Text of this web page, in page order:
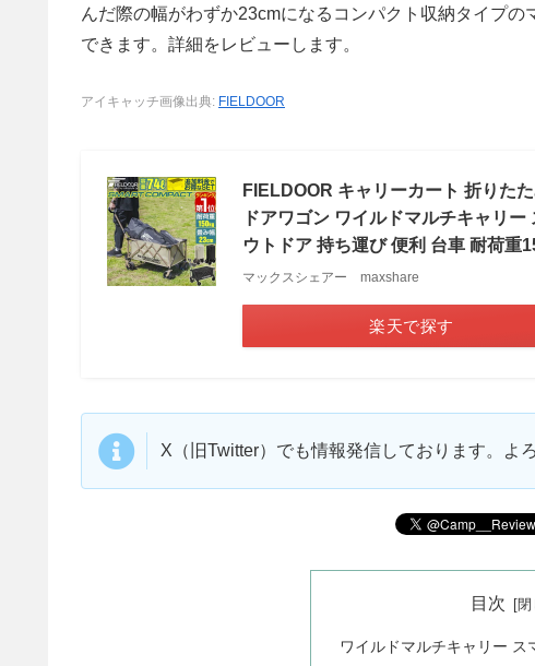
んだ際の幅がわずか23cmになるコンパクト収納タイプ
できます。詳細をレビューします。
アイキャッチ画像出典: FIELDOOR
FIELDOOR キャリーカート 折りた
ドアワゴン ワイルドマルチキャリ
ウトドア 持ち運び 便利 台車 耐荷
マックスシェアー maxshare
楽天で探す
X（旧Twitter）でも情報発信しております。よ
目次
ワイルドマルチキャリー ス